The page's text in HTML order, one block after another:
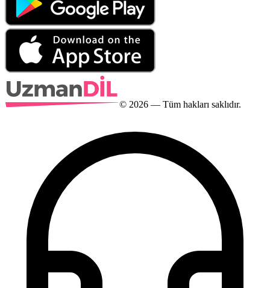
© 2026 — Tüm hakları saklıdır.